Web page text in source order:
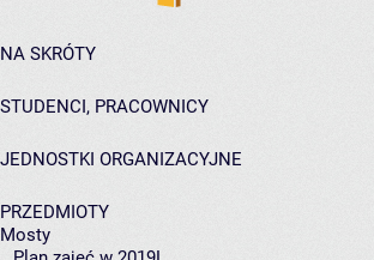
NA SKRÓTY
STUDENCI, PRACOWNICY
JEDNOSTKI ORGANIZACYJNE
PRZEDMIOTY
Mosty